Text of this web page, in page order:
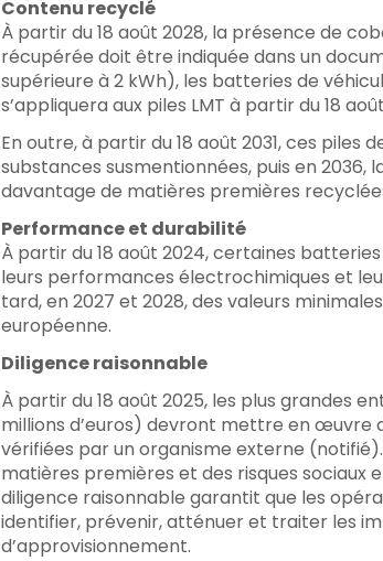
Contenu recyclé
À partir du 18 août 2028, la présence de
récupérée doit être indiquée dans un
supérieure à 2 kWh), les batteries de
s’appliquera aux piles LMT à partir du 18
En outre, à partir du 18 août 2031, ces
substances susmentionnées, puis en
davantage de matières premières
Performance et durabilité
À partir du 18 août 2024, certaines
leurs performances électrochimiques et
tard, en 2027 et 2028, des valeurs
européenne.
Diligence raisonnable
À partir du 18 août 2025, les plus grandes
millions d’euros) devront mettre en œuvre
vérifiées par un organisme externe
matières premières et des risques sociaux
diligence raisonnable garantit que les
identifier, prévenir, atténuer et traiter les
d’approvisionnement.